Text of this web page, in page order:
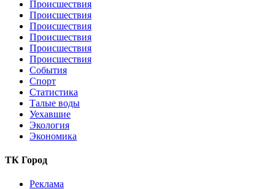
Происшествия
Происшествия
Происшествия
Происшествия
Происшествия
Происшествия
События
Спорт
Статистика
Талые воды
Уехавшие
Экология
Экономика
ТК Город
Реклама